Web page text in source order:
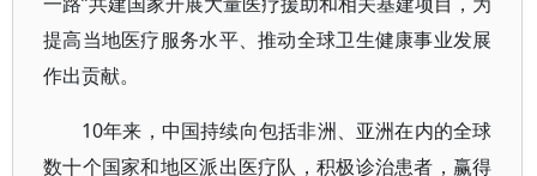
提高当地医疗服务水平、推动全球卫生健康事业发展
作出贡献。
10年来，中国持续向包括非洲、亚洲在内的全球
数十个国家和地区派出医疗队，积极诊治患者，赢得